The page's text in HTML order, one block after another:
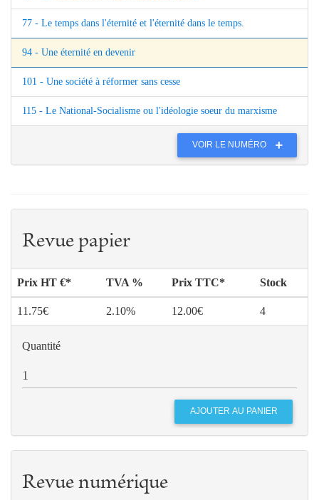
77 - Le temps dans l'éternité et l'éternité dans le temps.
94 - Une éternité en devenir
101 - Une société à réformer sans cesse
115 - Le National-Socialisme ou l'idéologie soeur du marxisme
VOIR LE NUMÉRO
Revue papier
Prix HT €* TVA % Prix TTC* Stock
11.75€ 2.10% 12.00€ 4
Quantité
Revue numérique